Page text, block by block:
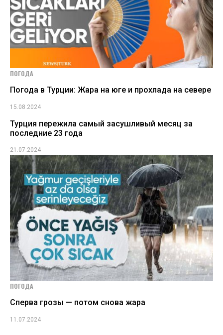
ПОГОДА
Погода в Турции: Жара на юге и прохлада на севере
15.08.2024
Турция пережила самый засушливый месяц за
последние 23 года
21.07.2024
ПОГОДА
Сперва грозы — потом снова жара
11.07.2024